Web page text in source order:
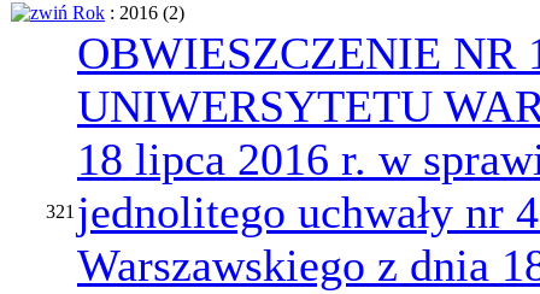
Rok : 2016 ‎(2)
321
OBWIESZCZENIE NR
UNIWERSYTETU
18 lipca 2016 r. w
jednolitego uchwały nr
Warszawskiego z dnia